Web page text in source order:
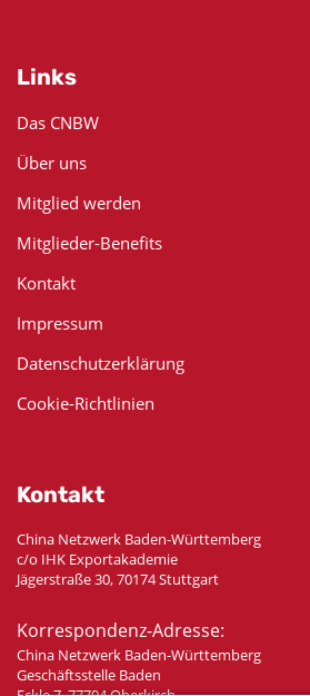
Links
Das CNBW
Über uns
Mitglied werden
Mitglieder-Benefits
Kontakt
Impressum
Datenschutzerklärung
Cookie-Richtlinien
Kontakt
China Netzwerk Baden-Württemberg
c/o IHK Exportakademie
Jägerstraße 30, 70174 Stuttgart
Korrespondenz-Adresse:
China Netzwerk Baden-Württemberg
Geschäftsstelle Baden